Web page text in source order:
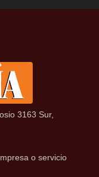
3163 Sur,
o servicio